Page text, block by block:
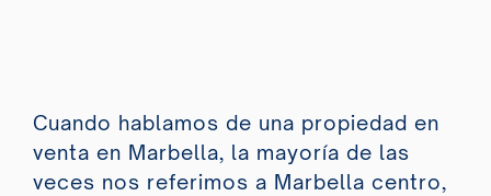
Cuando hablamos de una propiedad en
venta en Marbella, la mayoría de las
veces nos referimos a Marbella centro,